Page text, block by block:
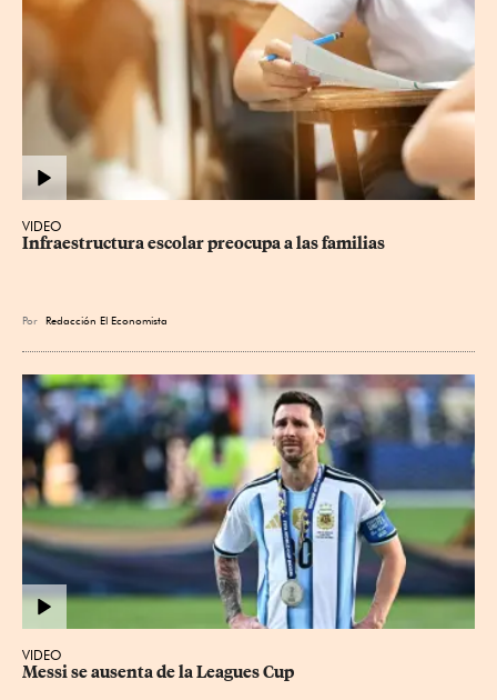
VIDEO
Infraestructura escolar preocupa a las familias
Por Redacción El Economista
VIDEO
Messi se ausenta de la Leagues Cup